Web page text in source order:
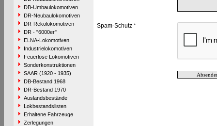
DB-Umbaulokomotiven
DR-Neubaulokomotiven
DR-Rekolokomotiven
DR - "6000er"
ELNA-Lokomotiven
Industrielokomotiven
Feuerlose Lokomotiven
Sonderkonstruktionen
SAAR (1920 - 1935)
DB-Bestand 1968
DR-Bestand 1970
Auslandsbestände
Lokbestandslisten
Erhaltene Fahrzeuge
Zerlegungen
Spam-Schutz *